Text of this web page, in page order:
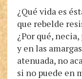
¿Qué vida es
que rebelde
¿Por qué,
y en las
atenuada, no
si no puede en